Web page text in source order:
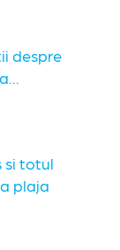
despre
si totul
plaja